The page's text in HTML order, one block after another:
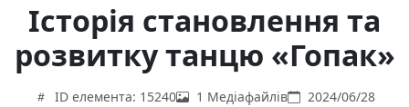
Історія становлення та
розвитку танцю «Гопак»
ID елемента: 15240 1 Медіафайлів 2024/06/28